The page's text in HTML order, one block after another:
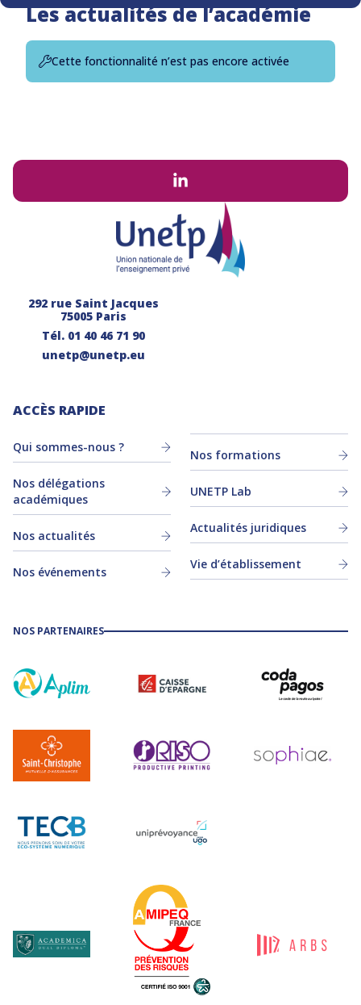
Les actualités de l’académie
Cette fonctionnalité n’est pas encore activée
292 rue Saint Jacques
75005 Paris
Tél. 01 40 46 71 90
unetp@unetp.eu
ACCÈS RAPIDE
Qui sommes-nous ?
Nos délégations
académiques
Nos actualités
Nos événements
Nos formations
UNETP Lab
Actualités juridiques
Vie d’établissement
NOS PARTENAIRES